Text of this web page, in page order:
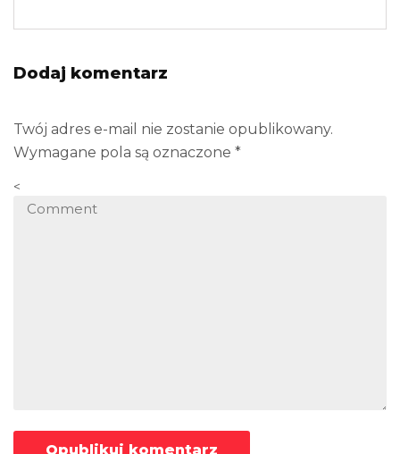
Dodaj komentarz
Twój adres e-mail nie zostanie opublikowany.
Wymagane pola są oznaczone *
<